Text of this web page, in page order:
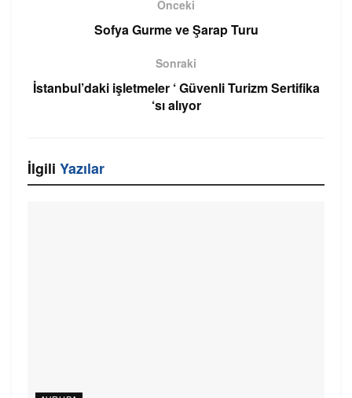
Önceki
Sofya Gurme ve Şarap Turu
Sonraki
İstanbul’daki işletmeler ‘ Güvenli Turizm Sertifika
‘sı alıyor
İlgili Yazılar